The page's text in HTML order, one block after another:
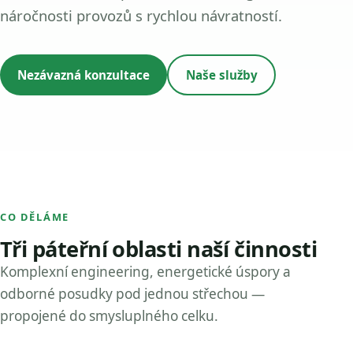
náročnosti provozů s rychlou návratností.
Nezávazná konzultace Naše služby
CO DĚLÁME
Tři páteřní oblasti naší činnosti
Komplexní engineering, energetické úspory a
odborné posudky pod jednou střechou —
propojené do smysluplného celku.